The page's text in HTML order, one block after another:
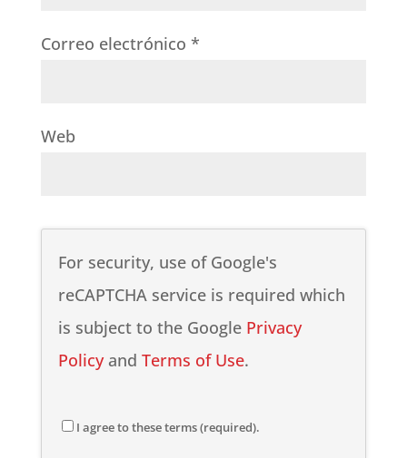
Correo electrónico *
Web
For security, use of Google's
reCAPTCHA service is required which
is subject to the Google Privacy
Policyand Terms of Use.
I agree to these terms (required).